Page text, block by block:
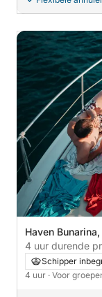
Haven
4 uur durende
MARE.
Schipper
4 uur · Voor